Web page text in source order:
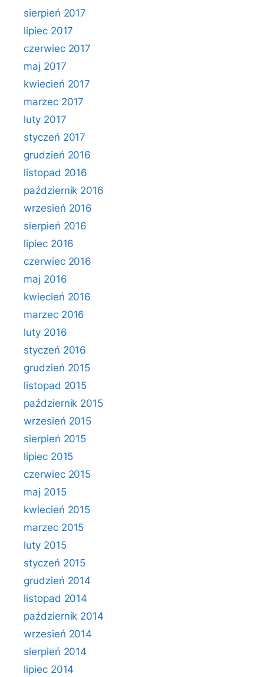
sierpień 2017
lipiec 2017
czerwiec 2017
maj 2017
kwiecień 2017
marzec 2017
luty 2017
styczeń 2017
grudzień 2016
listopad 2016
październik 2016
wrzesień 2016
sierpień 2016
lipiec 2016
czerwiec 2016
maj 2016
kwiecień 2016
marzec 2016
luty 2016
styczeń 2016
grudzień 2015
listopad 2015
październik 2015
wrzesień 2015
sierpień 2015
lipiec 2015
czerwiec 2015
maj 2015
kwiecień 2015
marzec 2015
luty 2015
styczeń 2015
grudzień 2014
listopad 2014
październik 2014
wrzesień 2014
sierpień 2014
lipiec 2014